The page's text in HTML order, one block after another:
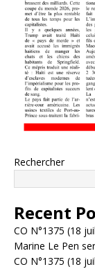
Rechercher
Recent
CO N°1375 (18
Marine Le Pen
CO N°1375 (18